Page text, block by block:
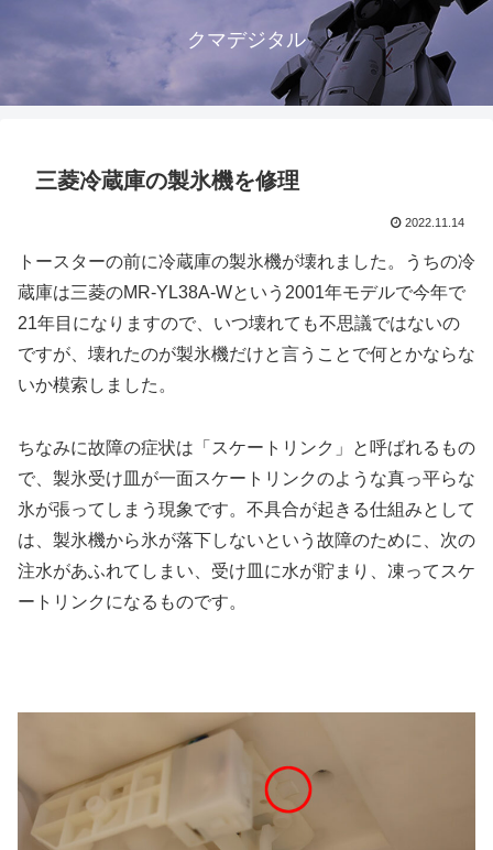
クマデジタル
三菱冷蔵庫の製氷機を修理
2022.11.14
トースターの前に冷蔵庫の製氷機が壊れました。うちの冷
蔵庫は三菱のMR-YL38A-Wという2001年モデルで今年で
21年目になりますので、いつ壊れても不思議ではないの
ですが、壊れたのが製氷機だけと言うことで何とかならな
いか模索しました。
ちなみに故障の症状は「スケートリンク」と呼ばれるもの
で、製氷受け皿が一面スケートリンクのような真っ平らな
氷が張ってしまう現象です。不具合が起きる仕組みとして
は、製氷機から氷が落下しないという故障のために、次の
注水があふれてしまい、受け皿に水が貯まり、凍ってスケ
ートリンクになるものです。